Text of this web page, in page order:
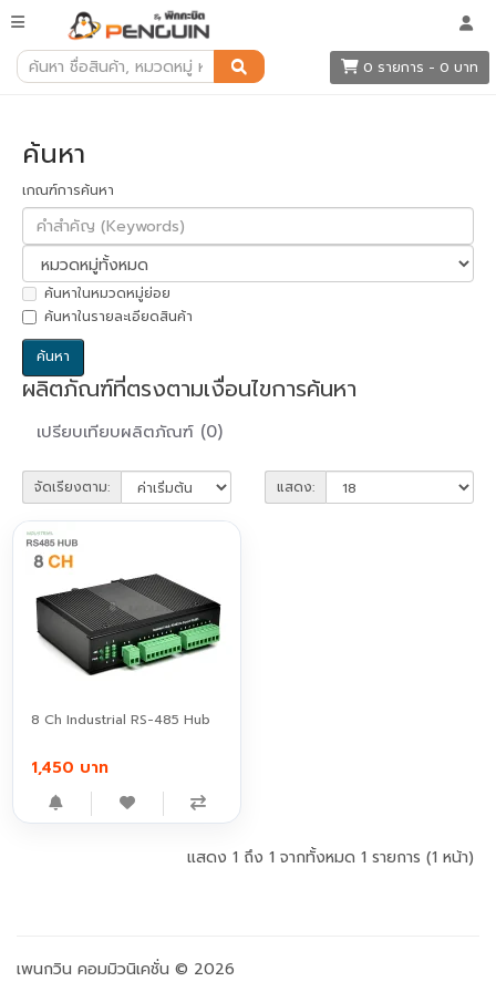
0 รายการ - 0 บาท
ค้นหา
ค้นหา
เกณฑ์การค้นหา
ค้นหาในหมวดหมู่ย่อย
ค้นหาในรายละเอียดสินค้า
ผลิตภัณฑ์ที่ตรงตามเงื่อนไขการค้นหา
เปรียบเทียบผลิตภัณฑ์ (0)
จัดเรียงตาม: แสดง:
8 Ch Industrial RS-485 Hub
1,450 บาท
แสดง 1 ถึง 1 จากทั้งหมด 1 รายการ (1 หน้า)
เพนกวิน คอมมิวนิเคชั่น © 2026